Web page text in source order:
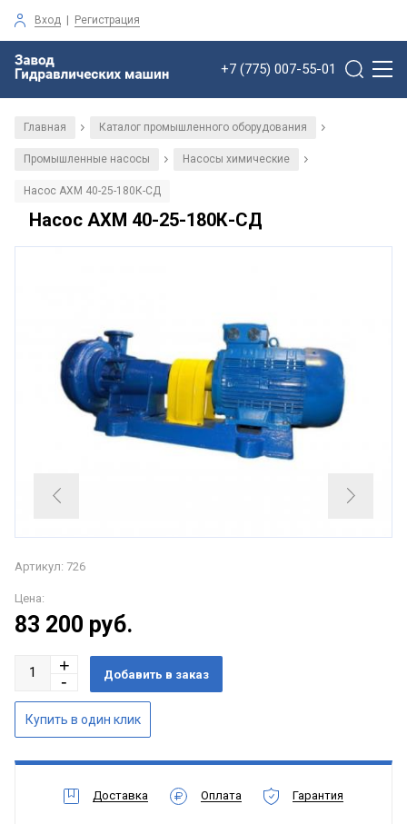
Вход | Регистрация
+7 (775) 007-55-01
Главная / Каталог промышленного оборудования /
Промышленные насосы / Насосы химические /
Насос АХМ 40-25-180К-СД
Насос АХМ 40-25-180К-СД
Артикул: 726
Цена:
83 200 руб.
Доставка Оплата Гарантия